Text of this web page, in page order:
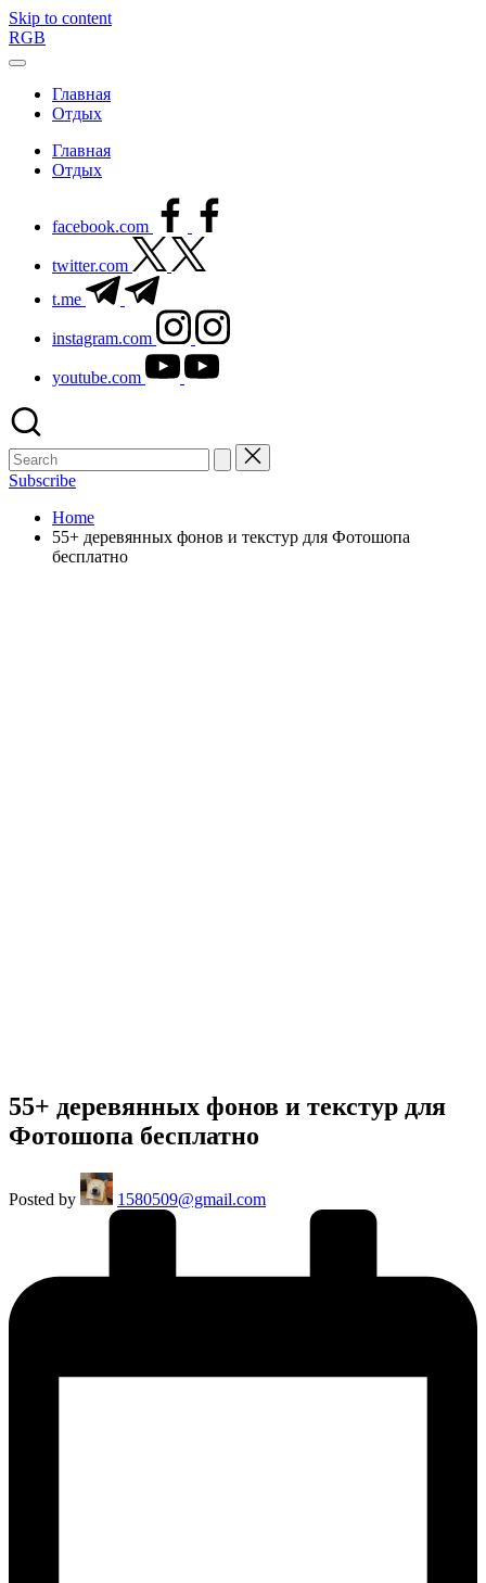
Skip to content
RGB
Главная
Отдых
Главная
Отдых
facebook.com
twitter.com
t.me
instagram.com
youtube.com
Subscribe
Home
55+ деревянных фонов и текстур для Фотошопа
бесплатно
55+ деревянных фонов и текстур для
Фотошопа бесплатно
Posted by 1580509@gmail.com